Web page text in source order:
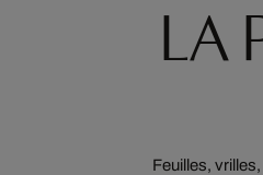
LA
Feuilles,